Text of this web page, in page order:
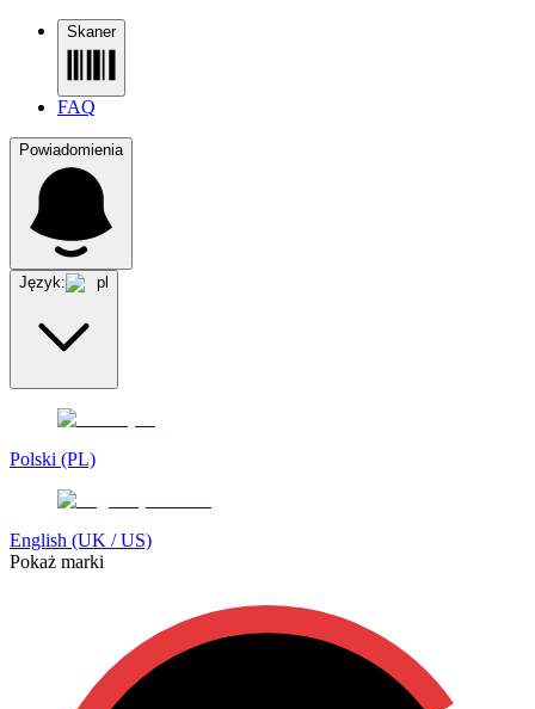
Skaner
FAQ
Powiadomienia
Język: pl
Polski (PL)
English (UK / US)
Pokaż marki